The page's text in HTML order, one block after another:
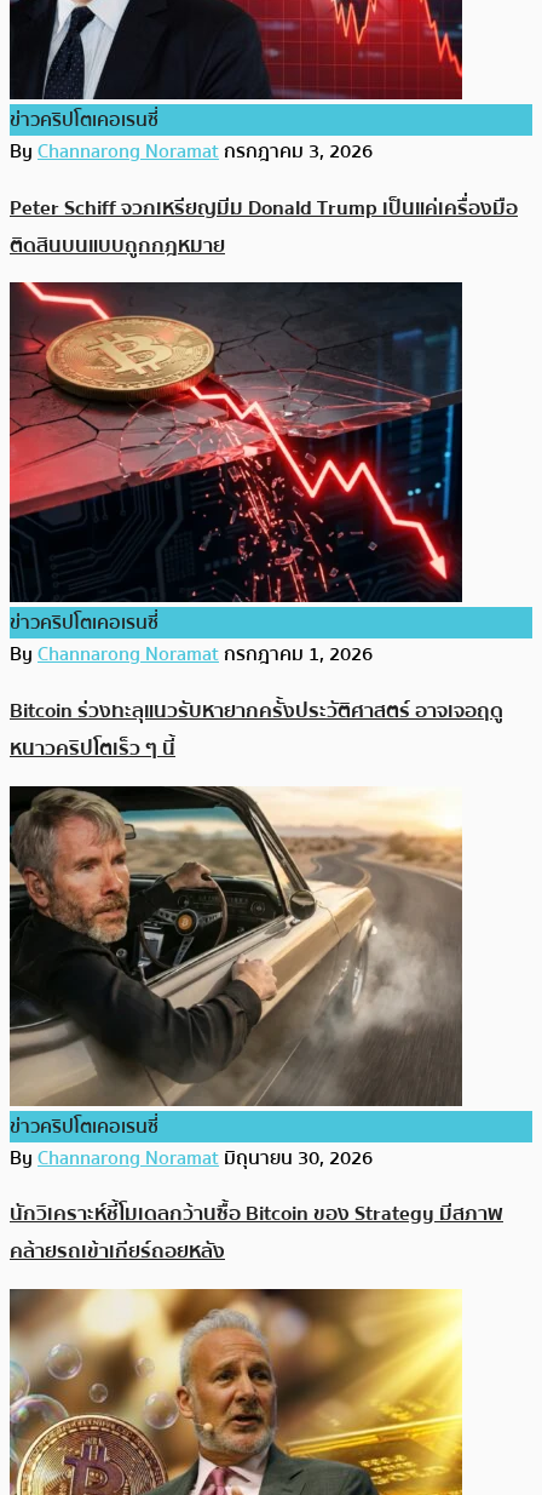
ข่าวคริปโตเคอเรนซี่
ByChannarong Noramatกรกฎาคม 3, 2026
Peter Schiff จวกเหรียญมีม Donald Trump เป็นแค่เครื่องมือ
ติดสินบนแบบถูกกฎหมาย
ข่าวคริปโตเคอเรนซี่
ByChannarong Noramatกรกฎาคม 1, 2026
Bitcoin ร่วงทะลุแนวรับหายากครั้งประวัติศาสตร์ อาจเจอฤดู
หนาวคริปโตเร็ว ๆ นี้
ข่าวคริปโตเคอเรนซี่
ByChannarong Noramatมิถุนายน 30, 2026
นักวิเคราะห์ชี้โมเดลกว้านซื้อ Bitcoin ของ Strategy มีสภาพ
คล้ายรถเข้าเกียร์ถอยหลัง